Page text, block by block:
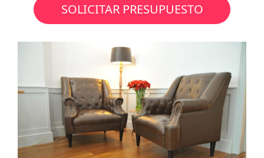
SOLICITAR PRESUPUESTO